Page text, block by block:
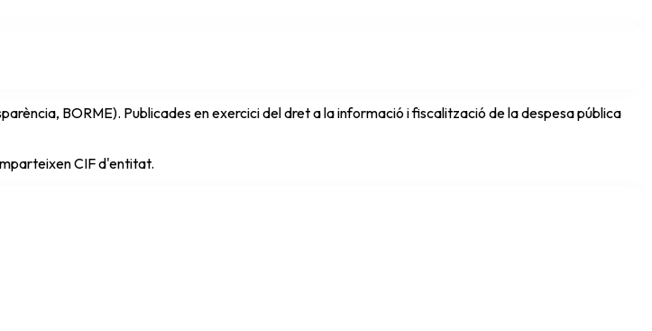
BORME). Publicades en exercici del dret a la informació i fiscalització de la despesa pública
CIF d'entitat.